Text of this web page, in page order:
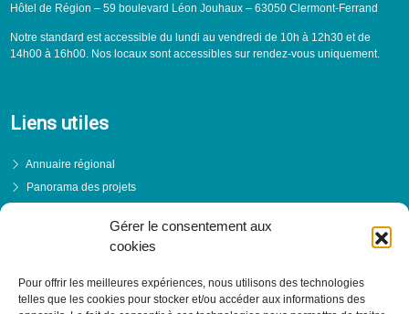
Gérer le consentement aux
cookies
Pour offrir les meilleures expériences, nous utilisons des technologies
telles que les cookies pour stocker et/ou accéder aux informations des
Hôtel de Région – 59 boulevard Léon Jouhaux – 63050 Clermont-Ferrand
Notre standard est accessible du lundi au vendredi de 10h à 12h30 et de
14h00 à 16h00. Nos locaux sont accessibles sur rendez-vous uniquement.
Liens utiles
Annuaire régional
Panorama des projets